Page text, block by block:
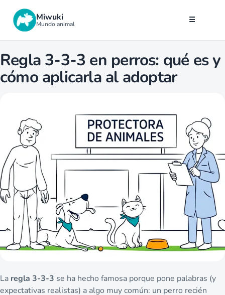
Miwuki
Mundo animal ☰
Regla 3-3-3 en perros: qué es y
cómo aplicarla al adoptar
La regla 3-3-3 se ha hecho famosa porque pone palabras (y
expectativas realistas) a algo muy común: un perro recién